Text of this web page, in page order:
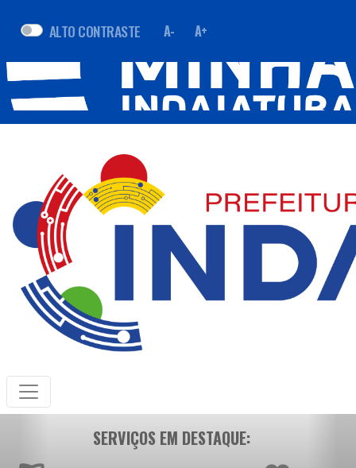
ALTO CONTRASTE A- A+
SERVIÇOS EM DESTAQUE: